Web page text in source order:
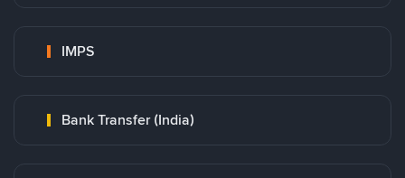
IMPS
Bank Transfer (India)